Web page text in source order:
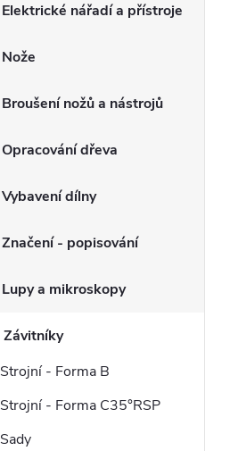
Elektrické nářadí a přístroje
Nože
Broušení nožů a nástrojů
Opracování dřeva
Vybavení dílny
Značení - popisování
Lupy a mikroskopy
Závitníky
Strojní - Forma B
Strojní - Forma C35°RSP
Sady